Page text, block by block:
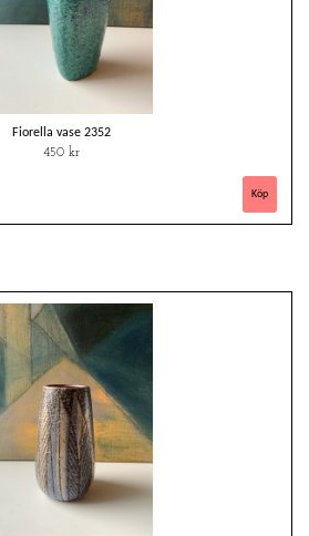
Fiorella vase 2352
450 kr